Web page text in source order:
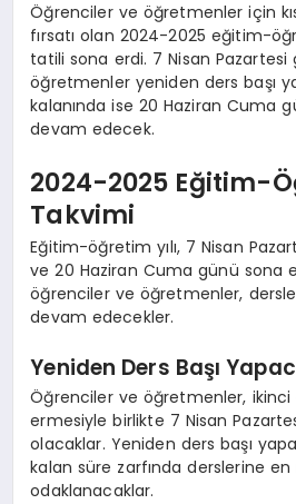
Öğrenciler ve öğretmenler için
fırsatı olan 2024-2025 eğitim-
tatili sona erdi. 7 Nisan
öğretmenler yeniden ders başı
kalanında ise 20 Haziran Cuma
devam edecek.
2024-2025 Eğitim-
Takvimi
Eğitim-öğretim yılı, 7 Nisan
ve 20 Haziran Cuma günü sona
öğrenciler ve öğretmenler,
devam edecekler.
Yeniden Ders Başı
Öğrenciler ve öğretmenler,
ermesiyle birlikte 7 Nisan
olacaklar. Yeniden ders başı
kalan süre zarfında derslerine en
odaklanacaklar.